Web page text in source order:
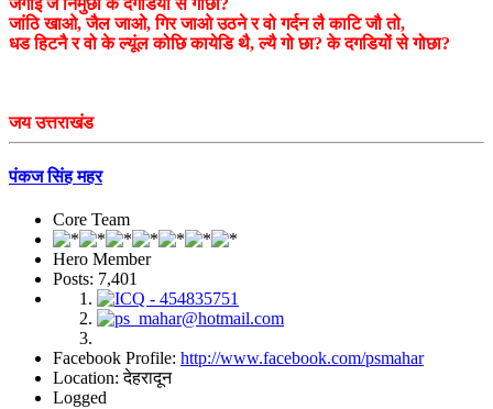
जांठि खाओ, जैल जाओ, गिर जाओ उठने र वो गर्दन लै काटि जौ तो,
धड हिटनै र वो के ल्यूंल कोछि कायेडि थै, ल्यै गो छा? के दगडियों से गोछा?
जय उत्तराखंड
पंकज सिंह महर
Core Team
Hero Member
Posts: 7,401
Facebook Profile: http://www.facebook.com/psmahar
Location: देहरादून
Logged